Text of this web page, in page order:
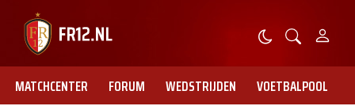
MATCHCENTER FORUM WEDSTRIJDEN VOETBALPOOL